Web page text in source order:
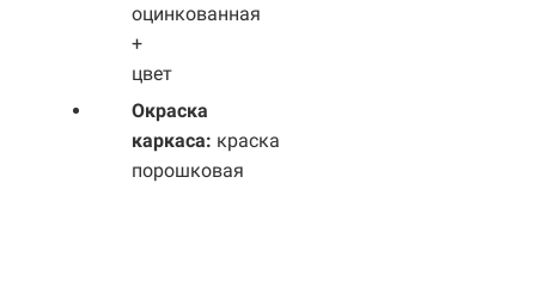
оцинкованная
+
цвет
Окраска
каркаса: краска
порошковая